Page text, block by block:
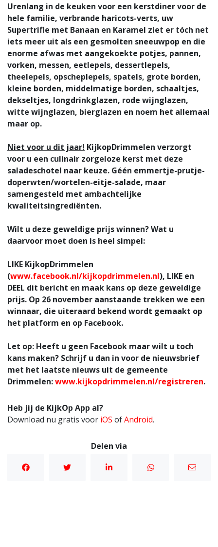
Urenlang in de keuken voor een kerstdiner voor de
hele familie, verbrande haricots-verts, uw
Supertrifle met Banaan en Karamel ziet er tóch net
iets meer uit als een gesmolten sneeuwpop en die
enorme afwas met aangekoekte potjes, pannen,
vorken, messen, eetlepels, dessertlepels,
theelepels, opscheplepels, spatels, grote borden,
kleine borden, middelmatige borden, schaaltjes,
dekseltjes, longdrinkglazen, rode wijnglazen,
witte wijnglazen, bierglazen en noem het allemaal
maar op.
Niet voor u dit jaar! KijkopDrimmelen verzorgt
voor u een culinair zorgeloze kerst met deze
saladeschotel naar keuze. Géén emmertje-prutje-
doperwten/wortelen-eitje-salade, maar
samengesteld met ambachtelijke
kwaliteitsingrediënten.
Wilt u deze geweldige prijs winnen? Wat u
daarvoor moet doen is heel simpel:
LIKE KijkopDrimmelen
(www.facebook.nl/kijkopdrimmelen.nl), LIKE en
DEEL dit bericht en maak kans op deze geweldige
prijs. Op 26 november aanstaande trekken we een
winnaar, die uiteraard bekend wordt gemaakt op
het platform en op Facebook.
Let op: Heeft u geen Facebook maar wilt u toch
kans maken? Schrijf u dan in voor de nieuwsbrief
met het laatste nieuws uit de gemeente
Drimmelen:www.kijkopdrimmelen.nl/registreren.
Heb jij de KijkOp App al?
Download nu gratis voor iOS ofAndroid.
Delen via